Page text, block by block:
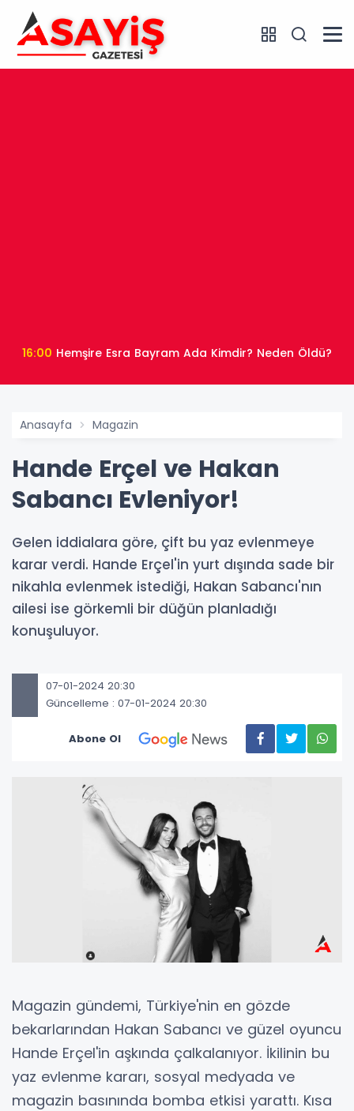
16:00 Hemşire Esra Bayram Ada Kimdir? Neden Öldü?
Anasayfa Magazin
Hande Erçel ve Hakan
Sabancı Evleniyor!
Gelen iddialara göre, çift bu yaz evlenmeye
karar verdi. Hande Erçel'in yurt dışında sade bir
nikahla evlenmek istediği, Hakan Sabancı'nın
ailesi ise görkemli bir düğün planladığı
konuşuluyor.
07-01-2024 20:30
Güncelleme : 07-01-2024 20:30
Abone Ol
Magazin gündemi, Türkiye'nin en gözde
bekarlarından Hakan Sabancı ve güzel oyuncu
Hande Erçel'in aşkında çalkalanıyor. İkilinin bu
yaz evlenme kararı, sosyal medyada ve
magazin basınında bomba etkisi yarattı. Kısa